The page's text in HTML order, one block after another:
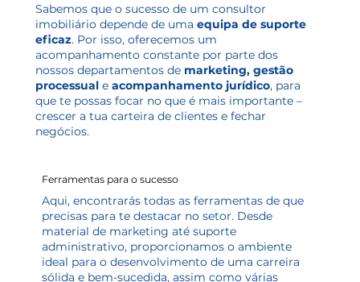
Sabemos que o sucesso de um consultor
imobiliário depende de uma equipa de suporte
eficaz. Por isso, oferecemos um
acompanhamento constante por parte dos
nossos departamentos de marketing, gestão
processual e acompanhamento jurídico, para
que te possas focar no que é mais importante –
crescer a tua carteira de clientes e fechar
negócios.
Ferramentas para o sucesso
Aqui, encontrarás todas as ferramentas de que
precisas para te destacar no setor. Desde
material de marketing até suporte
administrativo, proporcionamos o ambiente
ideal para o desenvolvimento de uma carreira
sólida e bem-sucedida, assim como várias